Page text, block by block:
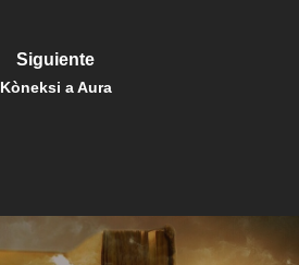
Siguiente
Kòneksi a Aura